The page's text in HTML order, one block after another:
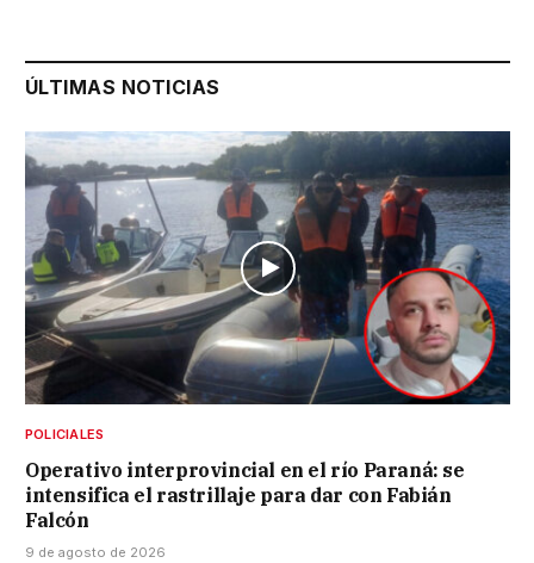
ÚLTIMAS NOTICIAS
POLICIALES
Operativo interprovincial en el río Paraná: se
intensifica el rastrillaje para dar con Fabián
Falcón
9 de agosto de 2026